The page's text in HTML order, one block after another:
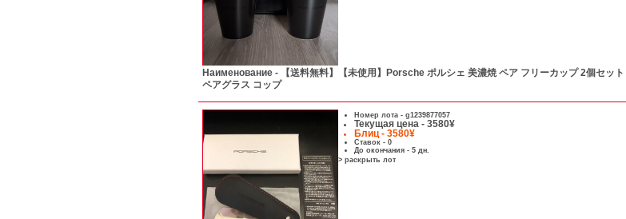
Наименование -
【送料無料】【未使用】Porsche ポルシェ 美濃焼 ペア フリーカップ 2個セット
ペアグラス コップ
Номер лота - g1239877057
Текущая цена - 3580¥
Блиц - 3580¥
Ставок - 0
До окончания - 5 дн.
> раскрыть лот